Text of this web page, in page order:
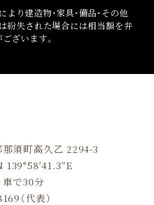
り建造物・家具・備品・その他
紛失された場合には相当額を弁
ざいます。
須町高久乙 2294-3
139°58′41.3″E
で30分
（代表）